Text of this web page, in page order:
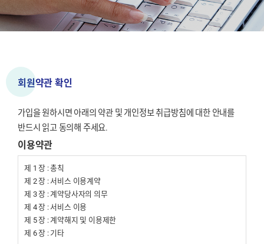
회원약관 확인
가입을 원하시면 아래의 약관 및 개인정보 취급방침에 대한 안내를
반드시 읽고 동의해 주세요.
이용약관
제 1 장 : 총칙
제 2 장 : 서비스 이용계약
제 3 장 : 계약당사자의 의무
제 4 장 : 서비스 이용
제 5 장 : 계약해지 및 이용제한
제 6 장 : 기타